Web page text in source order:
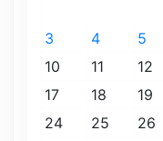
3
4 5
10
11 12
17
18 19
24
25 26